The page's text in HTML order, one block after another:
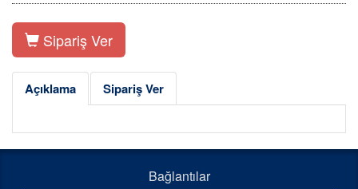
Sipariş Ver
Açıklama Sipariş Ver
Bağlantılar